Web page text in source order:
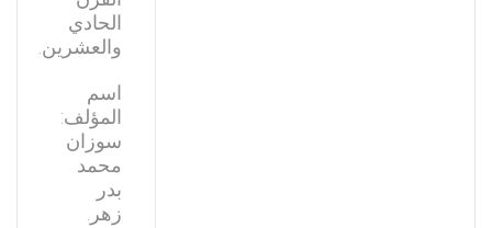
الحادي
والعشرين.
اسم
المؤلف:
سوزان
محمد
بدر
زهر.